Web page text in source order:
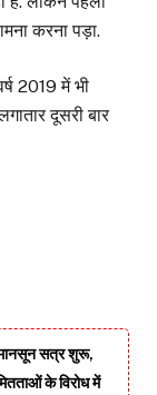
करना पड़ा.
2019 में भी
दूसरी बार
सत्र शुरू,
के विरोध में